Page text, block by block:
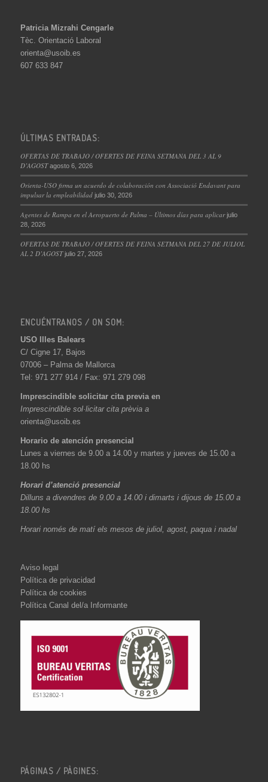
Patricia Mizrahi Cengarle
Tèc. Orientació Laboral
orienta@usoib.es
607 633 847
ÚLTIMAS ENTRADAS:
OFERTAS DE TRABAJO / OFERTES DE FEINA SETMANA DEL 3 AL 9
D’AGOST agosto 6, 2026
Orienta-USO firma un acuerdo de colaboración con Associació Endavant para
impulsar la empleabilidad julio 30, 2026
Agentes de Rampa en el Aeropuerto de Palma – Últimos días para aplicar julio
28, 2026
OFERTAS DE TRABAJO / OFERTES DE FEINA SETMANA DEL 27 DE JULIOL
AL 2 D’AGOST julio 27, 2026
ENCUÉNTRANOS / ON SOM:
USO Illes Balears
C/ Cigne 17, Bajos
07006 – Palma de Mallorca
Tel: 971 277 914 / Fax: 971 279 098
Imprescindible solicitar cita previa en
Imprescindible sol·licitar cita prèvia a
orienta@usoib.es
Horario de atención presencial
Lunes a viernes de 9.00 a 14.00 y martes y jueves de 15.00 a
18.00 hs
Horari d’atenció presencial
Dilluns a divendres de 9.00 a 14.00 i dimarts i dijous de 15.00 a
18.00 hs
Horari només de matí els mesos de juliol, agost, paqua i nadal
Aviso legal
Política de privacidad
Política de cookies
Política Canal del/a Informante
PÁGINAS / PÀGINES: